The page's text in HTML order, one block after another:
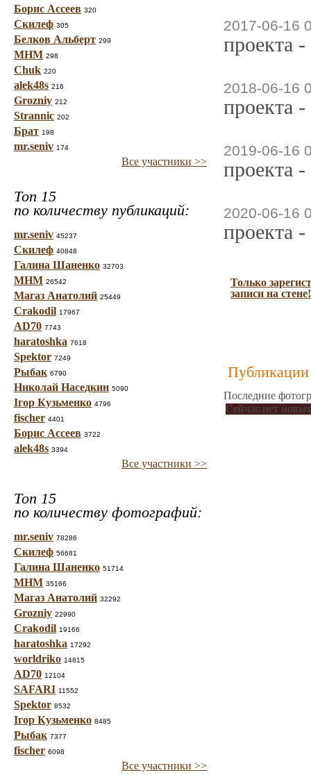
Борис Ассеев 320
Скилеф 305
Белков Альберт 299
МНМ 298
Chuk 220
alek48s 216
Grozniy 212
Strannic 202
Брат 198
mr.seniv 174
Все участники >>
Топ 15
по количеству публикаций:
mr.seniv 45237
Скилеф 40848
Галина Шаненко 32703
МНМ 26542
Магаз Анатолий 25449
Crakodil 17967
AD70 7743
haratoshka 7618
Spektor 7249
Рыбак 6790
Николай Наседкин 5090
Ігор Кузьменко 4796
fischer 4401
Борис Ассеев 3722
alek48s 3394
Все участники >>
Топ 15
по количеству фотографий:
mr.seniv 78286
Скилеф 56681
Галина Шаненко 51714
МНМ 35166
Магаз Анатолий 32292
Grozniy 22990
Crakodil 19166
haratoshka 17292
worldriko 14815
AD70 12104
SAFARI 11552
Spektor 8532
Ігор Кузьменко 8485
Рыбак 7377
fischer 6098
Все участники >>
2017-06-16
проекта
2018-06-16
проекта
2019-06-16
проекта
2020-06-16
проекта
Только
записи на стене!
Публикации
Последние
Сейчас нет